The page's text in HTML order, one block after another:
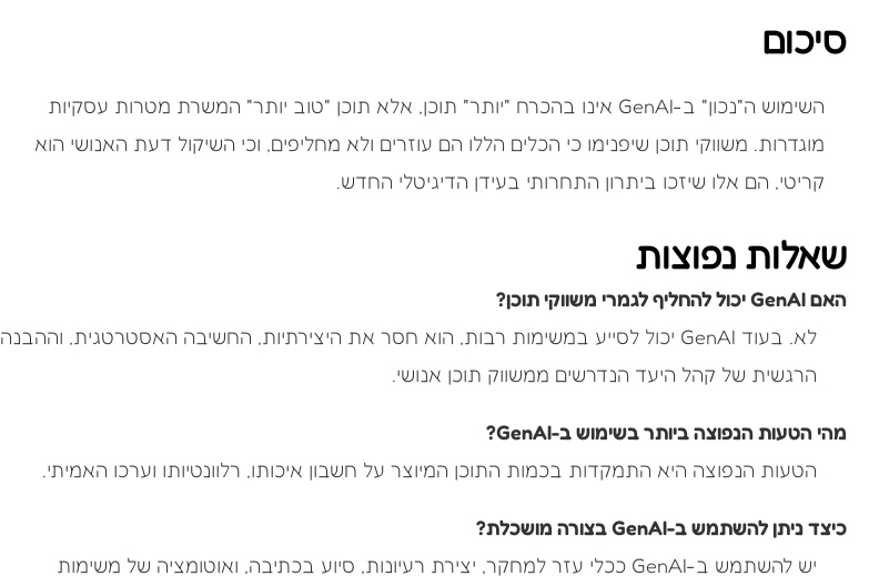
סיכום
השימוש ה"נכון" ב-GenAI אינו בהכרח "יותר" תוכן, אלא תוכן "טוב יותר" המשרת מטרות עסקיות
מוגדרות. משווקי תוכן שיפנימו כי הכלים הללו הם עוזרים ולא מחליפים, וכי השיקול דעת האנושי הוא
קריטי, הם אלו שיזכו ביתרון התחרותי בעידן הדיגיטלי החדש.
שאלות נפוצות
האם GenAI יכול להחליף לגמרי משווקי תוכן?
לא. בעוד GenAI יכול לסייע במשימות רבות, הוא חסר את היצירתיות, החשיבה האסטרטגית, וההבנה
הרגשית של קהל היעד הנדרשים ממשווק תוכן אנושי.
מהי הטעות הנפוצה ביותר בשימוש ב-GenAI?
הטעות הנפוצה היא התמקדות בכמות התוכן המיוצר על חשבון איכותו, רלוונטיותו וערכו האמיתי.
כיצד ניתן להשתמש ב-GenAI בצורה מושכלת?
יש להשתמש ב-GenAI ככלי עזר למחקר, יצירת רעיונות, סיוע בכתיבה, ואוטומציה של משימות